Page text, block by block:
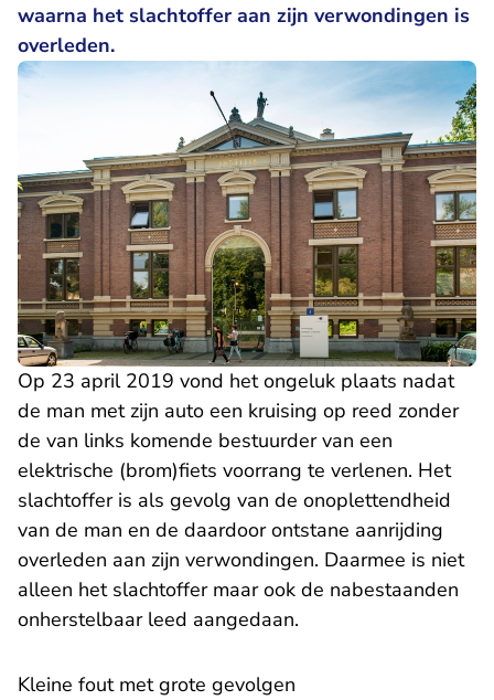
waarna het slachtoffer aan zijn verwondingen is
overleden.
Op 23 april 2019 vond het ongeluk plaats nadat
de man met zijn auto een kruising op reed zonder
de van links komende bestuurder van een
elektrische (brom)fiets voorrang te verlenen. Het
slachtoffer is als gevolg van de onoplettendheid
van de man en de daardoor ontstane aanrijding
overleden aan zijn verwondingen. Daarmee is niet
alleen het slachtoffer maar ook de nabestaanden
onherstelbaar leed aangedaan.
​Kleine fout met grote gevolgen